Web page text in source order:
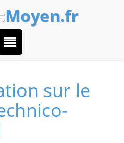
Moyen.fr
sur le